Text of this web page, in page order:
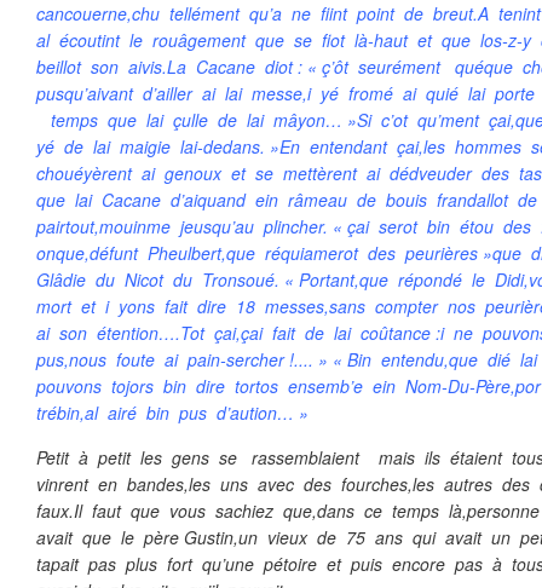
cancouerne,chu tellément qu’a ne fiint point de breut.A
al écoutint le rouâgement que se fiot là-haut et que los-z-y
beillot son aivis.La Cacane diot : « ç’ôt seurément quéque
pusqu’aivant d’ailler ai lai messe,i yé fromé ai quié lai
temps que lai çulle de lai mâyon… »Si c’ot qu’ment
yé de lai maigie lai-dedans. »En entendant çai,les hommes
chouéyèrent ai genoux et se mettèrent ai dédveuder des
que lai Cacane d’aiquand ein râmeau de bouis frandallot
pairtout,mouinme jeusqu’au plincher. « çai serot bin étou des
onque,défunt Pheulbert,que réquiamerot des peurières »que
Glâdie du Nicot du Tronsoué. « Portant,que répondé le
mort et i yons fait dire 18 messes,sans compter nos
ai son étention….Tot çai,çai fait de lai coûtance :i ne
pus,nous foute ai pain-sercher !.... » « Bin entendu,que dié
pouvons tojors bin dire tortos ensemb’e ein Nom-Du-
trébin,al airé bin pus d’aution… »
Petit à petit les gens se rassemblaient mais ils étaient
vinrent en bandes,les uns avec des fourches,les autres
faux.Il faut que vous sachiez que,dans ce temps
avait que le père Gustin,un vieux de 75 ans qui avait un
tapait pas plus fort qu’une pétoire et puis encore pas à